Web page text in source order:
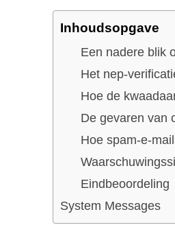
Inhoudsopgave
Een nadere blik
Het nep-
Hoe de
De gevaren van
Hoe spam-e-
Eindbeoordeling
System Messages